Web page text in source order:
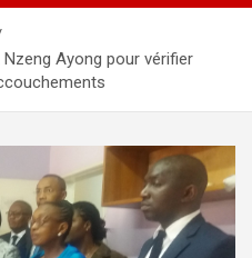
Nzeng Ayong pour vérifier